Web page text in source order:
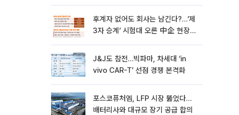
후계자 없어도 회사는 남긴다?…‘제
3자 승계’ 시험대 오른 中企 현장
J&J도 참전…빅파마, 차세대 ‘in
vivo CAR-T’ 선점 경쟁 본격화
포스코퓨처엠, LFP 시장 뚫었다…
배터리사와 대규모 장기 공급 합의